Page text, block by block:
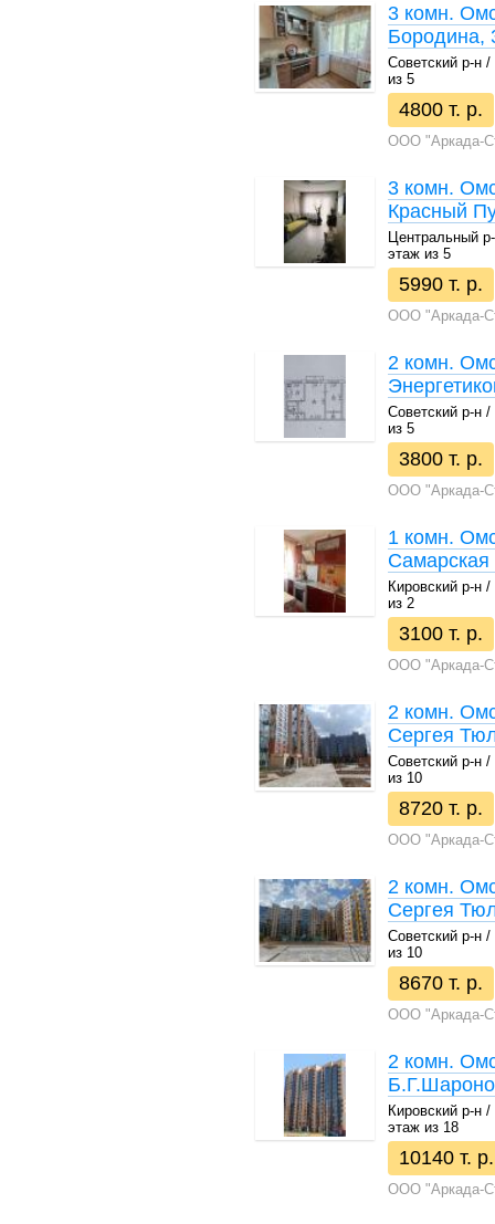
3 комн.
Бородина,
Советский р-н
из 5
4800 т. р.
ООО "Аркада-
3 комн.
Красный
Центральный
этаж из 5
5990 т. р.
ООО "Аркада-
2 комн.
Советский р-н
из 5
3800 т. р.
ООО "Аркада-
1 комн.
Самарская
Кировский р-н
из 2
3100 т. р.
ООО "Аркада-
2 комн.
Сергея
Советский р-н
из 10
8720 т. р.
ООО "Аркада-
2 комн.
Сергея
Советский р-н
из 10
8670 т. р.
ООО "Аркада-
2 комн.
Кировский р-н
этаж из 18
10140 т. р.
ООО "Аркада-